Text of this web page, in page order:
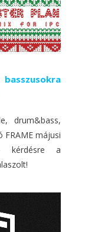
drum&bass,
májusi
kérdésre a